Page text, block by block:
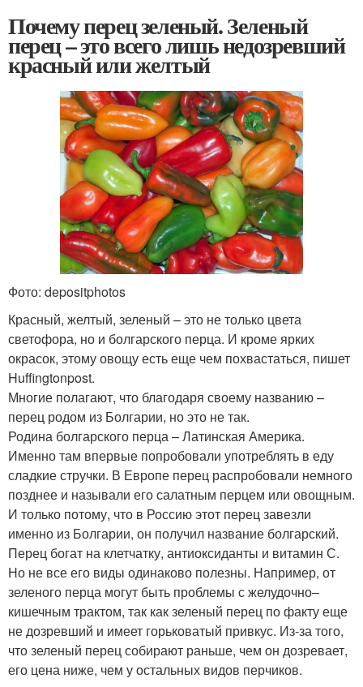
Почему перец зеленый. Зеленый
перец – это всего лишь недозревший
красный или желтый
Фото: depositphotos
Красный, желтый, зеленый – это не только цвета
светофора, но и болгарского перца. И кроме ярких
окрасок, этому овощу есть еще чем похвастаться, пишет
Huffingtonpost.
Многие полагают, что благодаря своему названию –
перец родом из Болгарии, но это не так.
Родина болгарского перца – Латинская Америка.
Именно там впервые попробовали употреблять в еду
сладкие стручки. В Европе перец распробовали немного
позднее и называли его салатным перцем или овощным.
И только потому, что в Россию этот перец завезли
именно из Болгарии, он получил название болгарский.
Перец богат на клетчатку, антиоксиданты и витамин С.
Но не все его виды одинаково полезны. Например, от
зеленого перца могут быть проблемы с желудочно–
кишечным трактом, так как зеленый перец по факту еще
не дозревший и имеет горьковатый привкус. Из-за того,
что зеленый перец собирают раньше, чем он дозревает,
его цена ниже, чем у остальных видов перчиков.